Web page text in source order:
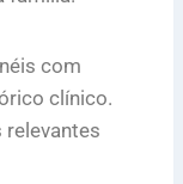
com
clínico.